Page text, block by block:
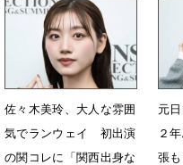
対決 歴代出演者登場
4月20日 07時24分
レ
佐々木美玲、大人な雰囲
気でランウェイ 初出演
の関コレに「関西出身な
元
２
張